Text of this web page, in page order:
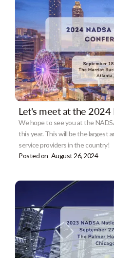
Let's meet at the 2024
We hope to see you at the
this year. This will be the largest
service providers in the country!
Posted on August 26, 2024